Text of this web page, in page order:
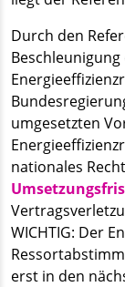
Durch den
umgesetzten
nationales
WICHTIG: Der
erst in den